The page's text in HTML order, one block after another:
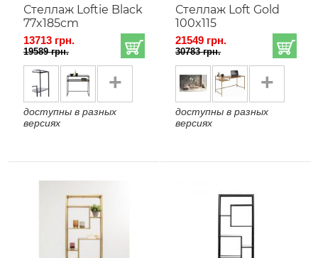
Стеллаж Loftie Black
77x185cm
13713 грн.
19589 грн.
+
доступны в разных
версиях
Стеллаж Loft Gold
100x115
21549 грн.
30783 грн.
+
доступны в разных
версиях